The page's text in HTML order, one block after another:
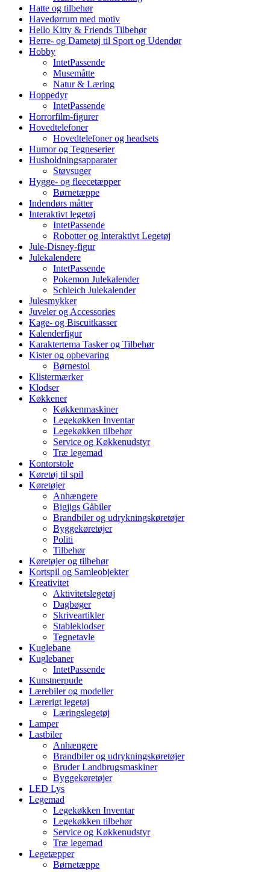
Hatte og tilbehør
Havedørrum med motiv
Hello Kitty & Friends Tilbehør
Herre- og Dametøj til Sport og Udendør
Hobby
IntetPassende
Musemåtte
Natur & Læring
Hoppedyr
IntetPassende
Horrorfilm-figurer
Hovedtelefoner
Hovedtelefoner og headsets
Humor og Tegneserier
Husholdningsapparater
Støvsuger
Hygge- og fleecetæpper
Børnetæppe
Indendørs måtter
Interaktivt legetøj
IntetPassende
Robotter og Interaktivt Legetøj
Jule-Disney-figur
Julekalendere
IntetPassende
Pokemon Julekalender
Schleich Julekalender
Julesmykker
Juveler og Accessories
Kage- og Biscuitkasser
Kalenderfigur
Karaktertema Tasker og Tilbehør
Kister og opbevaring
Børnestol
Klistermærker
Klodser
Køkkener
Køkkenmaskiner
Legekøkken Inventar
Legekøkken tilbehør
Service og Køkkenudstyr
Træ legemad
Kontorstole
Køretøj til spil
Køretøjer
Anhængere
Bigjigs Gåbiler
Brandbiler og udrykningskøretøjer
Byggekøretøjer
Politi
Tilbehør
Køretøjer og tilbehør
Kortspil og Samleobjekter
Kreativitet
Aktivitetslegetøj
Dagbøger
Skriveartikler
Stableklodser
Tegnetavle
Kuglebane
Kuglebaner
IntetPassende
Kunstnerpude
Lærebiler og modeller
Lærerigt legetøj
Læringslegetøj
Lamper
Lastbiler
Anhængere
Brandbiler og udrykningskøretøjer
Bruder Landbrugsmaskiner
Byggekøretøjer
LED Lys
Legemad
Legekøkken Inventar
Legekøkken tilbehør
Service og Køkkenudstyr
Træ legemad
Legetæpper
Børnetæppe